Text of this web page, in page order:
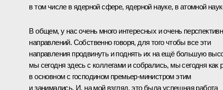
в том числе в ядерной сфере, ядерной науке, в атомной
В общем, у нас очень много интересных и очень
направлений. Собственно говоря, для того чтобы все эти
направления продвинуть и поднять их на ещё большую
мы сегодня здесь с коллегами и собрались, мы сегодня как
в основном с господином премьер-министром этим
и занимались. И, на мой взгляд, это была успешная работа